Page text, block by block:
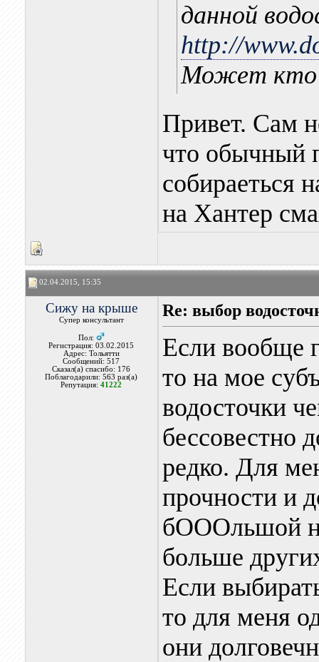
данной
http://
Может кто
Привет. Сам
что обычный
собираеться
на Хантер
02.04.2015, 15:35
Сижу на крыше
Супер консультант
Пол:
Регистрация: 03.02.2015
Адрес: Тольятти
Сообщений: 517
Сказал(а) спасибо: 176
Поблагодарили: 563 раз(а)
Репутация:41222
Re: выбор
Если вообще
то на мое
водосточки
бессовестно
редко. Для
прочности и
бОООльшой
больше
Если
то для меня
они